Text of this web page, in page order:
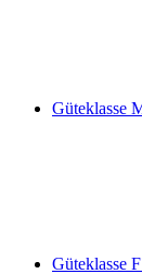
Güteklasse
Güteklasse